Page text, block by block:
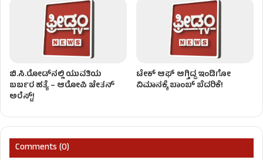
ಬಿ.ಸಿ.ರೋಡ್‌ನಲ್ಲಿ ಯುವತಿಯ
ಬರ್ಬರ ಹತ್ಯೆ​ – ಆರೋಪಿ ಚೇತನ್‌
ಅರೆಸ್ಟ್!
ಟೇಕ್‌ ಆಫ್‌ ಆಗ್ತಿದ್ದ ಇಂಡಿಗೋ
ವಿಮಾನಕ್ಕೆ ಬಾಂಬ್ ಬೆದರಿಕೆ!
Comments (0)